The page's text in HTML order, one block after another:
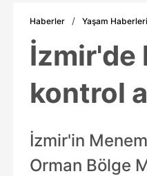
Haberler Yaşam Haberleri
İzmir'de
kontrol
İzmir'in
Orman Bölge